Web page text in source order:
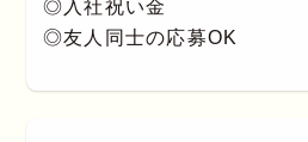
◎入社祝い金
◎友人同士の応募OK